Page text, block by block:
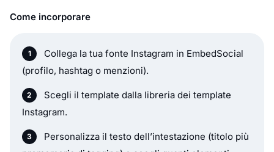
Come incorporare
Collega la tua fonte Instagram in EmbedSocial
(profilo, hashtag o menzioni).
Scegli il template dalla libreria dei template
Instagram.
Personalizza il testo dell’intestazione (titolo più